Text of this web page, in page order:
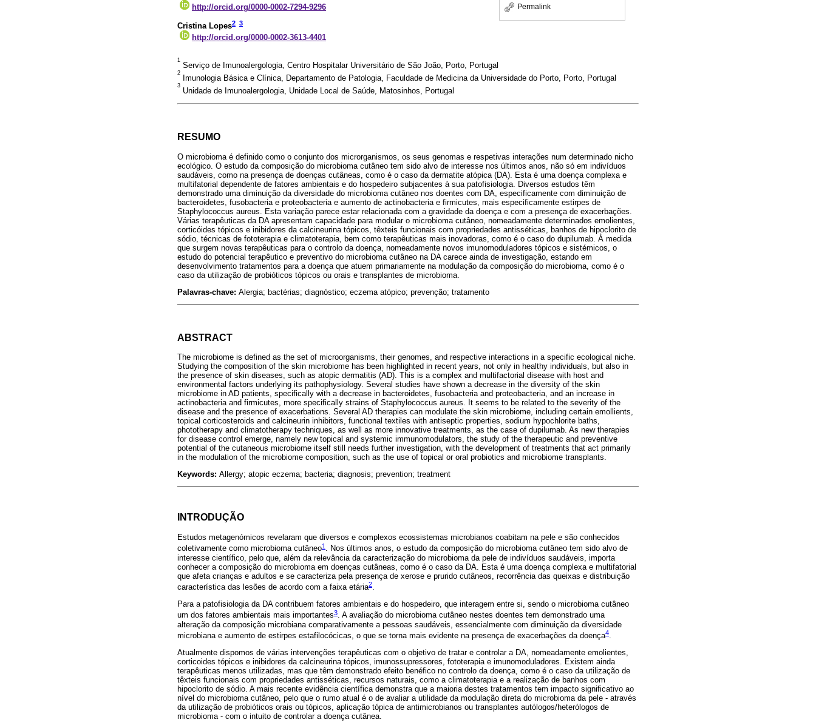
Permalink
http://orcid.org/0000-0002-7294-9296
Cristina Lopes2 3
http://orcid.org/0000-0002-3613-4401
1
Serviço de Imunoalergologia, Centro Hospitalar Universitário de São João, Porto, Portugal
2
Imunologia Básica e Clínica, Departamento de Patologia, Faculdade de Medicina da Universidade do Porto, Porto, Portugal
3
Unidade de Imunoalergologia, Unidade Local de Saúde, Matosinhos, Portugal
RESUMO
O microbioma é definido como o conjunto dos microrganismos, os seus genomas e respetivas interações num determinado nicho
ecológico. O estudo da composição do microbioma cutâneo tem sido alvo de interesse nos últimos anos, não só em indivíduos
saudáveis, como na presença de doenças cutâneas, como é o caso da dermatite atópica (DA). Esta é uma doença complexa e
multifatorial dependente de fatores ambientais e do hospedeiro subjacentes à sua patofisiologia. Diversos estudos têm
demonstrado uma diminuição da diversidade do microbioma cutâneo nos doentes com DA, especificamente com diminuição de
bacteroidetes, fusobacteria e proteobacteria e aumento de actinobacteria e firmicutes, mais especificamente estirpes de
Staphylococcus aureus. Esta variação parece estar relacionada com a gravidade da doença e com a presença de exacerbações.
Várias terapêuticas da DA apresentam capacidade para modular o microbioma cutâneo, nomeadamente determinados emolientes,
corticóides tópicos e inibidores da calcineurina tópicos, têxteis funcionais com propriedades antisséticas, banhos de hipoclorito de
sódio, técnicas de fototerapia e climatoterapia, bem como terapêuticas mais inovadoras, como é o caso do dupilumab. À medida
que surgem novas terapêuticas para o controlo da doença, nomeadamente novos imunomoduladores tópicos e sistémicos, o
estudo do potencial terapêutico e preventivo do microbioma cutâneo na DA carece ainda de investigação, estando em
desenvolvimento tratamentos para a doença que atuem primariamente na modulação da composição do microbioma, como é o
caso da utilização de probióticos tópicos ou orais e transplantes de microbioma.
Palavras‑chave: Alergia; bactérias; diagnóstico; eczema atópico; prevenção; tratamento
ABSTRACT
The microbiome is defined as the set of microorganisms, their genomes, and respective interactions in a specific ecological niche.
Studying the composition of the skin microbiome has been highlighted in recent years, not only in healthy individuals, but also in
the presence of skin diseases, such as atopic dermatitis (AD). This is a complex and multifactorial disease with host and
environmental factors underlying its pathophysiology. Several studies have shown a decrease in the diversity of the skin
microbiome in AD patients, specifically with a decrease in bacteroidetes, fusobacteria and proteobacteria, and an increase in
actinobacteria and firmicutes, more specifically strains of Staphylococcus aureus. It seems to be related to the severity of the
disease and the presence of exacerbations. Several AD therapies can modulate the skin microbiome, including certain emollients,
topical corticosteroids and calcineurin inhibitors, functional textiles with antiseptic properties, sodium hypochlorite baths,
phototherapy and climatotherapy techniques, as well as more innovative treatments, as the case of dupilumab. As new therapies
for disease control emerge, namely new topical and systemic immunomodulators, the study of the therapeutic and preventive
potential of the cutaneous microbiome itself still needs further investigation, with the development of treatments that act primarily
in the modulation of the microbiome composition, such as the use of topical or oral probiotics and microbiome transplants.
Keywords: Allergy; atopic eczema; bacteria; diagnosis; prevention; treatment
INTRODUÇÃO
Estudos metagenómicos revelaram que diversos e complexos ecossistemas microbianos coabitam na pele e são conhecidos
coletivamente como microbioma cutâneo1 . Nos últimos anos, o estudo da composição do microbioma cutâneo tem sido alvo de
interesse científico, pelo que, além da relevância da caracterização do microbioma da pele de indivíduos saudáveis, importa
conhecer a composição do microbioma em doenças cutâneas, como é o caso da DA. Esta é uma doença complexa e multifatorial
que afeta crianças e adultos e se caracteriza pela presença de xerose e prurido cutâneos, recorrência das queixas e distribuição
característica das lesões de acordo com a faixa etária2.
Para a patofisiologia da DA contribuem fatores ambientais e do hospedeiro, que interagem entre si, sendo o microbioma cutâneo
um dos fatores ambientais mais importantes3. A avaliação do microbioma cutâneo nestes doentes tem demonstrado uma
alteração da composição microbiana comparativamente a pessoas saudáveis, essencialmente com diminuição da diversidade
microbiana e aumento de estirpes estafilocócicas, o que se torna mais evidente na presença de exacerbações da doença4.
Atualmente dispomos de várias intervenções terapêuticas com o objetivo de tratar e controlar a DA, nomeadamente emolientes,
corticoides tópicos e inibidores da calcineurina tópicos, imunossupressores, fototerapia e imunomoduladores. Existem ainda
terapêuticas menos utilizadas, mas que têm demonstrado efeito benéfico no controlo da doença, como é o caso da utilização de
têxteis funcionais com propriedades antisséticas, recursos naturais, como a climatoterapia e a realização de banhos com
hipoclorito de sódio. A mais recente evidência científica demonstra que a maioria destes tratamentos tem impacto significativo ao
nível do microbioma cutâneo, pelo que o rumo atual é o de avaliar a utilidade da modulação direta do microbioma da pele - através
da utilização de probióticos orais ou tópicos, aplicação tópica de antimicrobianos ou transplantes autólogos/heterólogos de
microbioma - com o intuito de controlar a doença cutânea.